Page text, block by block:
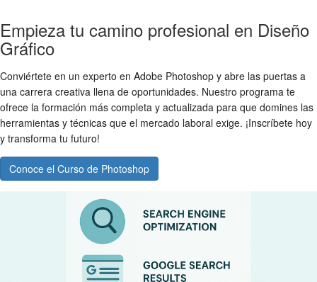
Empieza tu camino profesional en Diseño
Gráfico
Conviértete en un experto en Adobe Photoshop y abre las puertas a
una carrera creativa llena de oportunidades. Nuestro programa te
ofrece la formación más completa y actualizada para que domines las
herramientas y técnicas que el mercado laboral exige. ¡Inscríbete hoy
y transforma tu futuro!
Conoce el Curso de Photoshop